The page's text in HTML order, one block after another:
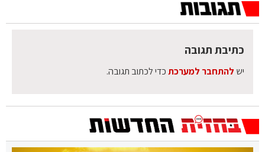
כתיבת תגובה
יש להתחבר למערכתכדי לכתוב תגובה.